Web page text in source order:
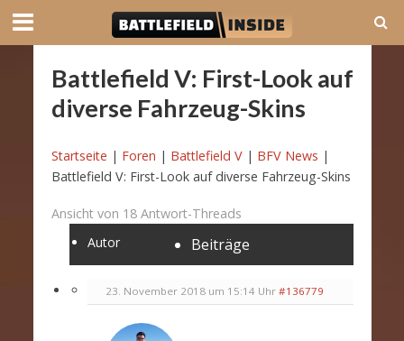
Battlefield V: First-Look auf
diverse Fahrzeug-Skins
Startseite | Foren | Battlefield V | BFV News |
Battlefield V: First-Look auf diverse Fahrzeug-Skins
Ansicht von 18 Antwort-Threads
Autor
Beiträge
23. November 2018 um 15:14 Uhr #136779